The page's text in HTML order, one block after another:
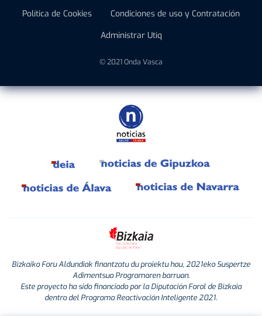
Política de Cookies
Condiciones de uso y Contratación
Administrar Utiq
© 2021 Onda Vasca
Bizkaiko Foru Aldundiak finantzatu du proiektu hau, 2021eko Suspertze
Adimentsua Programaren barruan.
Este proyecto ha sido financiado por la Diputación Foral de Bizkaia
dentro del Programa Reactivación Inteligente 2021.